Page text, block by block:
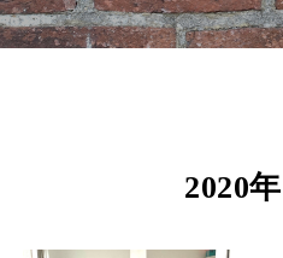
2020